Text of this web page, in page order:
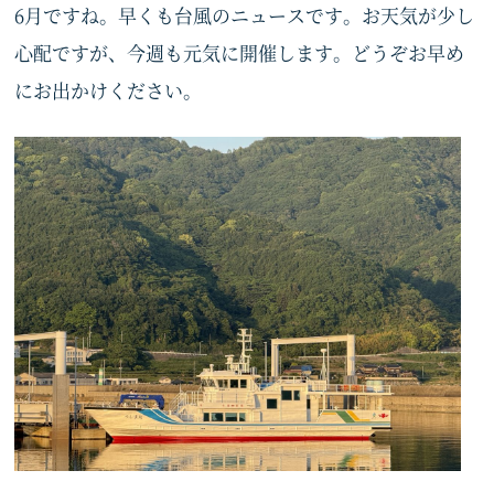
6月ですね。早くも台風のニュースです。お天気が少し
心配ですが、今週も元気に開催します。どうぞお早め
にお出かけください。